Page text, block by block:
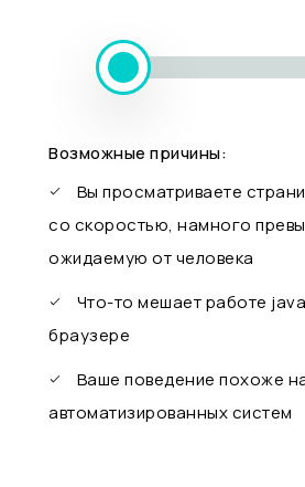
Возможные причины:
Вы просматриваете
со скоростью, намного
ожидаемую от человека
Что-то мешает работе
браузере
Ваше поведение похоже
автоматизированных систем